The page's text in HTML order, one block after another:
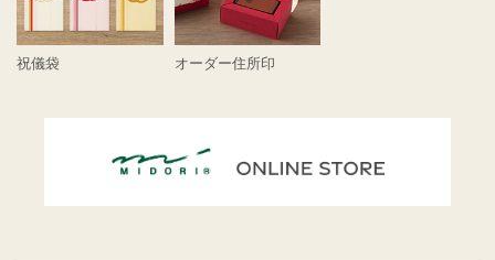
祝儀袋 オーダー住所印